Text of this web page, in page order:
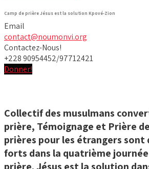
Camp de prière Jésus est la solution Kpové-Zion
Email
contact@noumonvi.org
Contactez-Nous!
+228 90954452/97712421
Donner!
Collectif des musulmans
prière, Témoignage et Prière
prières pour les étrangers sont
forts dans la quatrième journée